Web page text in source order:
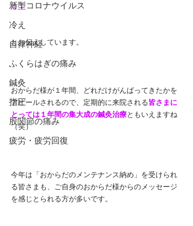
新型コロナウイルス
冷え
自律神経
ふくらはぎの痛み
鍼灸
指圧
股関節の痛み
疲労・疲労回復
う！
とお伝えしています。
おからだ様が１年間、どれだけがんばってきたかを
アピールされるので、定期的に来院される皆さまに
とっては１年間の集大成の鍼灸治療ともいえますね
（笑）
今年は「おからだのメンテナンス納め」を受けられ
る皆さまも、ご自身のおからだ様からのメッセージ
を感じとられる方が多いです。